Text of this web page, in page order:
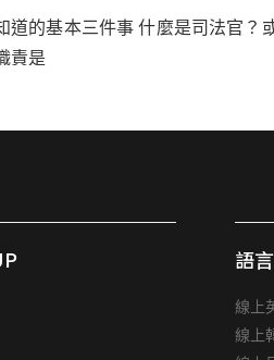
道的基本三件事 什麼是司法官？
責是
語
線上
線上